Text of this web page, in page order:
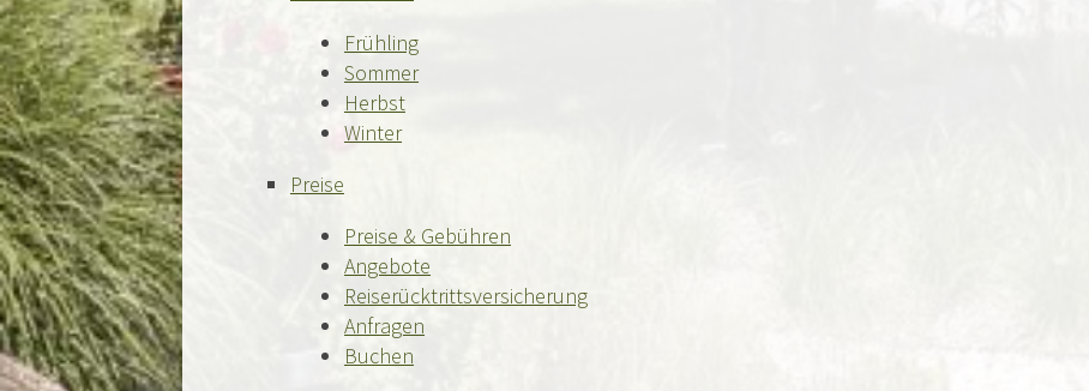
Frühling
Sommer
Herbst
Winter
Preise
Preise & Gebühren
Angebote
Reiserücktrittsversicherung
Anfragen
Buchen